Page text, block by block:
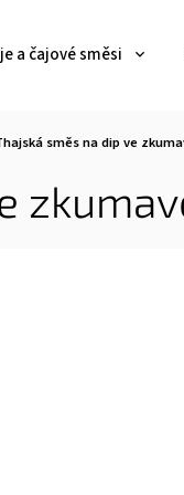
a čajové směsi
směs na dip ve